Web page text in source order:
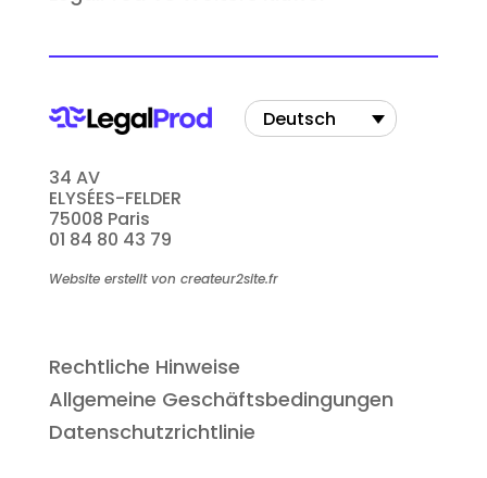
34 AV
ELYSÉES-FELDER
75008 Paris
01 84 80 43 79
Website erstellt von createur2site.fr
Deutsch
Rechtliche Hinweise
Allgemeine Geschäftsbedingungen
Datenschutzrichtlinie